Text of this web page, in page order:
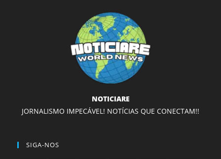
NOTICIARE
JORNALISMO IMPECÁVEL! NOTÍCIAS QUE CONECTAM!!
SIGA-NOS